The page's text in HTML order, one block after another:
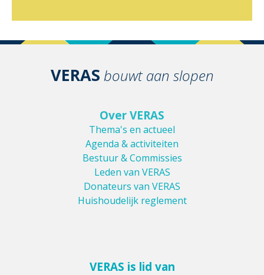
VERAS bouwt aan slopen
Over VERAS
Thema's en actueel
Agenda & activiteiten
Bestuur & Commissies
Leden van VERAS
Donateurs van VERAS
Huishoudelijk reglement
VERAS is lid van